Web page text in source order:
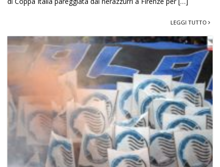
LEGGI TUTTO